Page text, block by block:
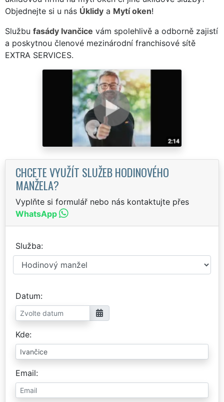
Objednejte si u nás Úklidy a Mytí oken!
Službu fasády Ivančice vám spolehlivě a odborně zajistí
a poskytnou členové mezinárodní franchisové sítě
EXTRA SERVICES.
CHCETE VYUŽÍT SLUŽEB HODINOVÉHO
MANŽELA?
Vyplňte si formulář nebo nás kontaktujte přes
WhatsApp
Služba
Datum
Kde
Email